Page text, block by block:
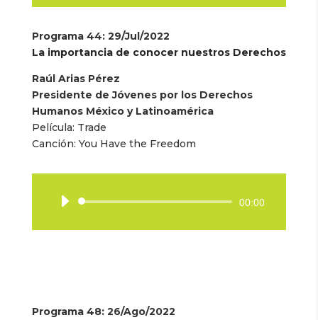
audio
Programa 44: 29/Jul/2022
La importancia de conocer nuestros Derechos
Raúl Arias Pérez
Presidente de Jóvenes por los Derechos
Humanos México y Latinoamérica
Película: Trade
Canción: You Have the Freedom
Reproductor
audio
00:00
Programa 48: 26/Ago/2022